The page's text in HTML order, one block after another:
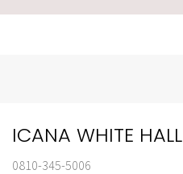
ICANA WHITE HALL
0810-345-5006